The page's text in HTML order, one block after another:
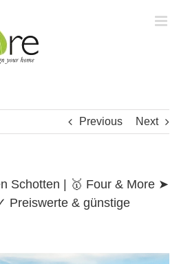
Previous Next
Schotten | 🥇 Four & More ➤
Preiswerte & günstige